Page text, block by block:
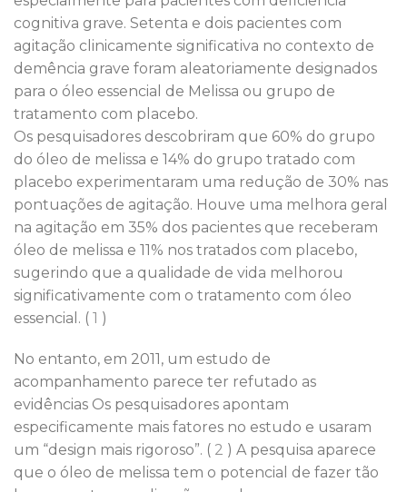
cognitiva grave. Setenta e dois pacientes com
agitação clinicamente significativa no contexto de
demência grave foram aleatoriamente designados
para o óleo essencial de Melissa ou grupo de
tratamento com placebo.
Os pesquisadores descobriram que 60% do grupo
do óleo de melissa e 14% do grupo tratado com
placebo experimentaram uma redução de 30% nas
pontuações de agitação. Houve uma melhora geral
na agitação em 35% dos pacientes que receberam
óleo de melissa e 11% nos tratados com placebo,
sugerindo que a qualidade de vida melhorou
significativamente com o tratamento com óleo
essencial. ( 1 )
No entanto, em 2011, um estudo de
acompanhamento parece ter refutado as
evidências Os pesquisadores apontam
especificamente mais fatores no estudo e usaram
um “design mais rigoroso”. ( 2 ) A pesquisa aparece
que o óleo de melissa tem o potencial de fazer tão